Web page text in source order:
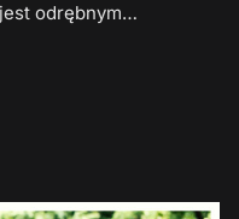
odrębnym…